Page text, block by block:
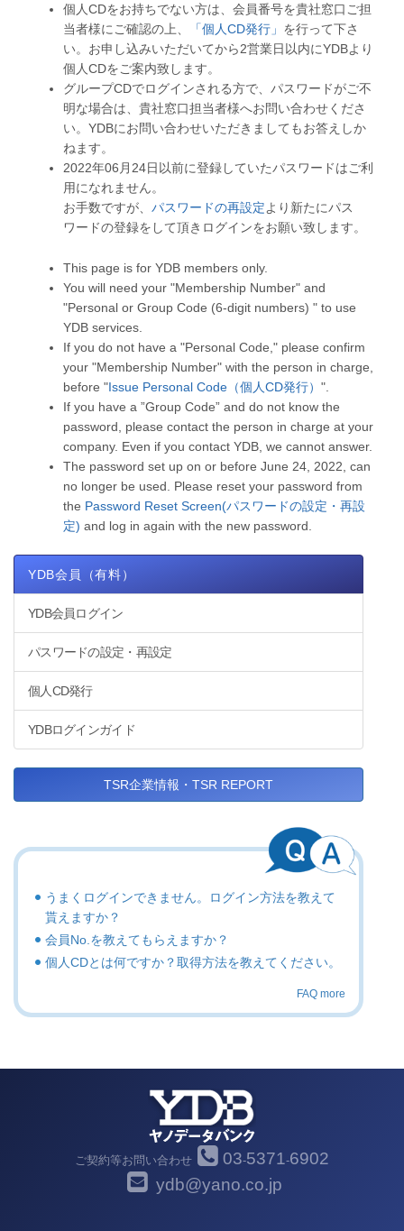
個人CDをお持ちでない方は、会員番号を貴社窓口ご担
当者様にご確認の上、
「個人CD発行」 を行って下さ
い。お申し込みいただいてから2営業日以内にYDBより
個人CDをご案内致します。
グループCDでログインされる方で、パスワードがご不
明な場合は、貴社窓口担当者様へお問い合わせくださ
い。YDBにお問い合わせいただきましてもお答えしか
ねます。
2022年06月24日以前に登録していたパスワードはご利
用になれません。
お手数ですが、 パスワードの再設定より新たにパス
ワードの登録をして頂きログインをお願い致します。
This page is for YDB members only.
You will need your "Membership Number" and
"Personal or Group Code (6-digit numbers) " to use
YDB services.
If you do not have a "Personal Code," please confirm
your "Membership Number" with the person in charge,
before "Issue Personal Code（個人CD発行） ".
If you have a ”Group Code” and do not know the
password, please contact the person in charge at your
company. Even if you contact YDB, we cannot answer.
The password set up on or before June 24, 2022, can
no longer be used. Please reset your password from
the Password Reset Screen(パスワードの設定・再設
定) and log in again with the new password.
YDB会員（有料）
YDB会員ログイン
パスワードの設定・再設定
個人CD発行
YDBログインガイド
TSR企業情報・TSR REPORT
うまくログインできません。ログイン方法を教えて
貰えますか？
会員No.を教えてもらえますか？
個人CDとは何ですか？取得方法を教えてください。
FAQ more
ご契約等お問い合わせ 03-5371-6902
ydb@yano.co.jp